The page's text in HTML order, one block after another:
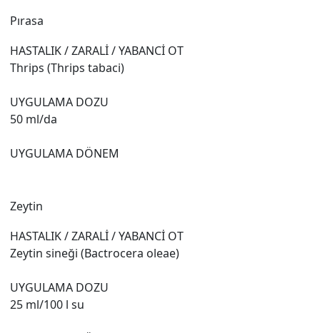
Pırasa
HASTALIK / ZARALİ / YABANCİ OT
Thrips (Thrips tabaci)
UYGULAMA DOZU
50 ml/da
UYGULAMA DÖNEM
Zeytin
HASTALIK / ZARALİ / YABANCİ OT
Zeytin sineği (Bactrocera oleae)
UYGULAMA DOZU
25 ml/100 l su